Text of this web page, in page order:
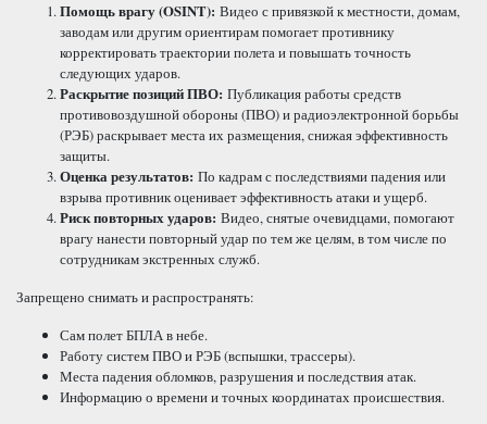
Помощь врагу (OSINT): Видео с привязкой к местности, домам,
заводам или другим ориентирам помогает противнику
корректировать траектории полета и повышать точность
следующих ударов.
Раскрытие позиций ПВО: Публикация работы средств
противовоздушной обороны (ПВО) и радиоэлектронной борьбы
(РЭБ) раскрывает места их размещения, снижая эффективность
защиты.
Оценка результатов: По кадрам с последствиями падения или
взрыва противник оценивает эффективность атаки и ущерб.
Риск повторных ударов: Видео, снятые очевидцами, помогают
врагу нанести повторный удар по тем же целям, в том числе по
сотрудникам экстренных служб.
Запрещено снимать и распространять:
Сам полет БПЛА в небе.
Работу систем ПВО и РЭБ (вспышки, трассеры).
Места падения обломков, разрушения и последствия атак.
Информацию о времени и точных координатах происшествия.